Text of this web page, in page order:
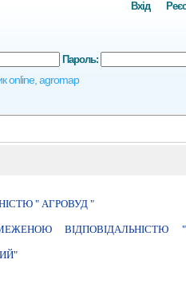
online, agromap
Вхід
Пароль:
" АГРОВУД "
ВІДПОВІДАЛЬНІСТЮ